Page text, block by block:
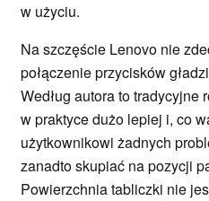
w użyciu.
Na szczęście Lenovo nie
połączenie przycisków
Według autora to
w praktyce dużo lepiej i, co
użytkownikowi żadnych
zanadto skupiać na pozycji
Powierzchnia tabliczki nie